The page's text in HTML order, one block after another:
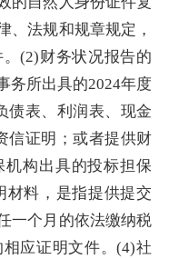
、法规和规章规定，
(2)财务状况报告的
务所出具的2024年度
债表、利润表、现金
信证明；或者提供财
构出具的投标担保
材料，是指提供提交
一个月的依法缴纳税
应证明文件。(4)社